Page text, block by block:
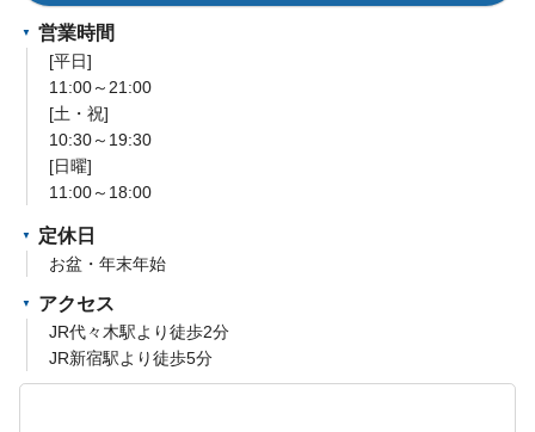
営業時間
[平日]
11:00～21:00
[土・祝]
10:30～19:30
[日曜]
11:00～18:00
定休日
お盆・年末年始
アクセス
JR代々木駅より徒歩2分
JR新宿駅より徒歩5分